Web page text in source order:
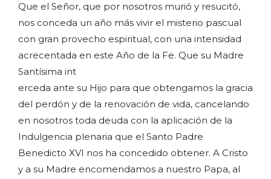
Que el Señor, que por nosotros murió y resucitó,
nos conceda un año más vivir el misterio pascual
con gran provecho espiritual, con una intensidad
acrecentada en este Año de la Fe. Que su Madre
Santísima int
erceda ante su Hijo para que obtengamos la gracia
del perdón y de la renovación de vida, cancelando
en nosotros toda deuda con la aplicación de la
Indulgencia plenaria que el Santo Padre
Benedicto XVI nos ha concedido obtener. A Cristo
y a su Madre encomendamos a nuestro Papa, al